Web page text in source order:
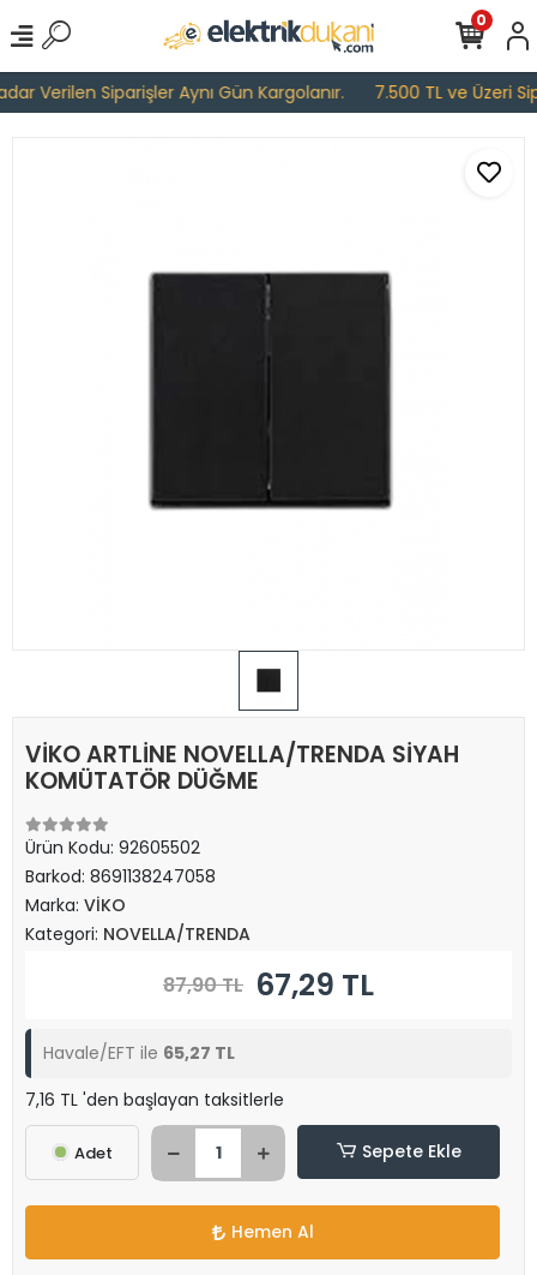
Verilen Siparişler Aynı Gün Kargolanır. 7.500 TL ve Üzeri
0
VİKO ARTLİNE NOVELLA/TRENDA SİYAH
KOMÜTATÖR DÜĞME
Ürün Kodu: 92605502
Barkod: 8691138247058
Marka: VİKO
Kategori: NOVELLA/TRENDA
87,90 TL 67,29 TL
Havale/EFT ile 65,27 TL
7,16 TL 'den başlayan taksitlerle
Adet Sepete Ekle
Hemen Al